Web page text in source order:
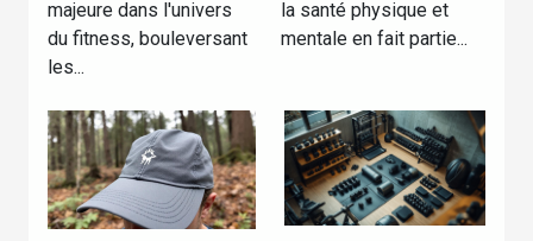
de fitness ?
majeure dans l'univers
du fitness, bouleversant
les...
entreprise ?
la santé physique et
mentale en fait partie...